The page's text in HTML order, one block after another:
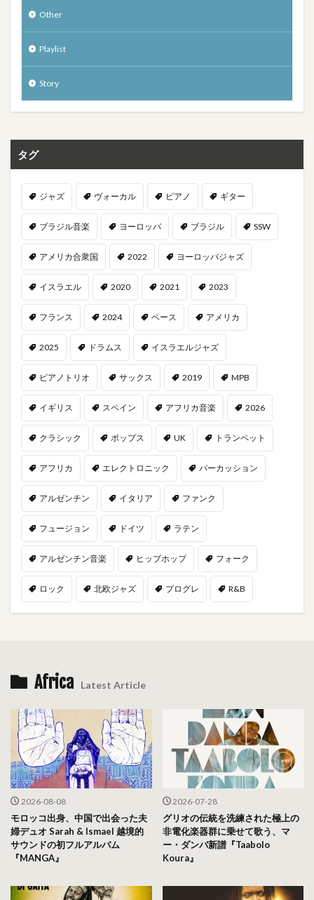
Other
Playlist
Story
タグ
ジャズ ヴォーカル ピアノ ギター
ブラジル音楽 ヨーロッパ ブラジル SSW
アメリカ合衆国 2022 ヨーロッパジャズ
イスラエル 2020 2021 2023
フランス 2024 ベース アメリカ
2025 ドラムス イスラエルジャズ
ピアノトリオ サックス 2019 MPB
イギリス スペイン アフリカ音楽 2026
クラシック ポップス UK トランペット
アフリカ エレクトロニック パーカッション
アルゼンチン イタリア ファンク
フュージョン ドイツ ラテン
アルゼンチン音楽 ヒップホップ フォーク
ロック 北欧ジャズ プログレ R&B
Africa Latest Article
2026-08-08
モロッコ出身、中国で出会った夫
婦デュオ Sarah & Ismael 越境的
サウンドの初フルアルバム
『MANGA』
2026-07-28
グリオの伝統を洗練された極上の
非電化楽器群に乗せて歌う、マ
ー・ダンバ新譜『Taabolo
Koura』